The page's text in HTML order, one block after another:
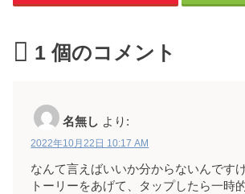
1 個のコメント
名無し より:
2022年10月22日 10:17 AM
なんて言えばいいか分からないんです
トーリーをあげて、タップしたら一時